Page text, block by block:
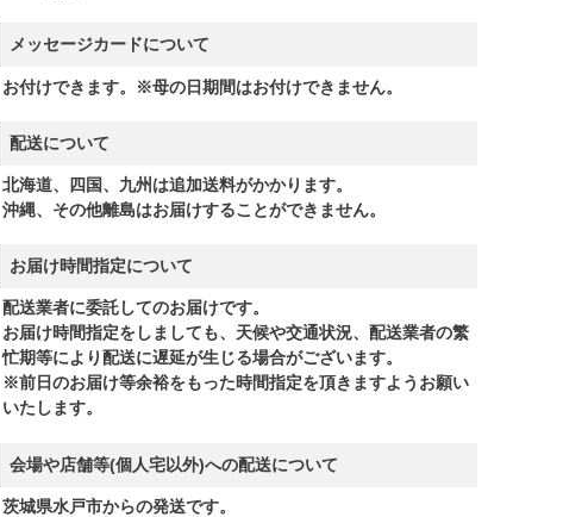
メッセージカードについて
お付けできます。※母の日期間はお付けできません。
配送について
北海道、四国、九州は追加送料がかかります。
沖縄、その他離島はお届けすることができません。
お届け時間指定について
配送業者に委託してのお届けです。
お届け時間指定をしましても、天候や交通状況、配送業者の繁
忙期等により配送に遅延が生じる場合がございます。
※前日のお届け等余裕をもった時間指定を頂きますようお願い
いたします。
会場や店舗等(個人宅以外)への配送について
茨城県水戸市からの発送です。